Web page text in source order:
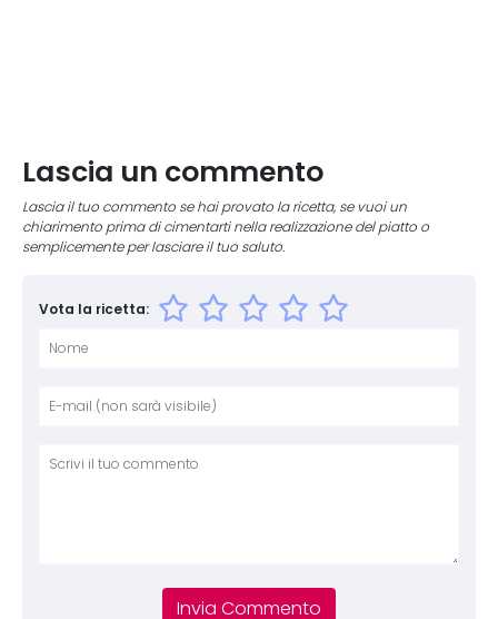
Lascia un commento
Lascia il tuo commento se hai provato la ricetta, se vuoi un
chiarimento prima di cimentarti nella realizzazione del piatto o
semplicemente per lasciare il tuo saluto.
Vota la ricetta: